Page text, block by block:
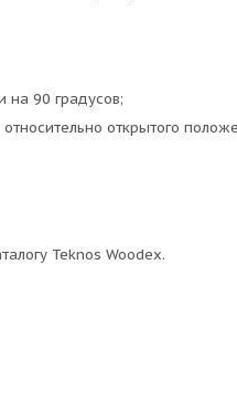
на 90 градусов;
открытого
Teknos Woodex.